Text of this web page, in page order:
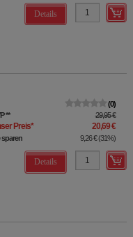
Details
0
** 29,95 €
Preis* 20,69 €
sparen 9,26 €(31%)
Details